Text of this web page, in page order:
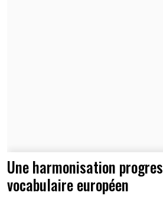
Une harmonisation
vocabulaire européen